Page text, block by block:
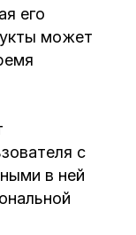
его
может
с
в ней